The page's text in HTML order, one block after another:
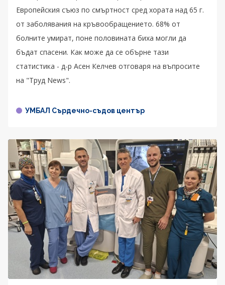
Европейския съюз по смъртност сред хората над 65 г.
от заболявания на кръвообращението. 68% от
болните умират, поне половината биха могли да
бъдат спасени. Как може да се обърне тази
статистика - д-р Асен Келчев отговаря на въпросите
на "Труд News".
УМБАЛ Сърдечно-съдов център